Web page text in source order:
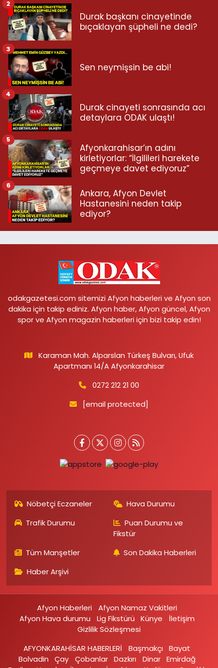
Durak başkanı cinayetinde
bıçaklayan şüpheli ne dedi?
2
Sen neymişsin be abi!
3
Durak cinayeti sonrasında acı
detaylara ODAK ulaştı!
4
Afyonkarahisar’ın adını
kirletiyorlar: “İlgilileri harekete
geçmeye davet ediyoruz”
5
Ankara, Afyon Devlet
Hastanesini neden takip
ediyor?
6
odakgazetesi.com sitemizi Afyon haberleri ve Afyon son
dakika için takip ediniz. Afyon haber, Afyon güncel, Afyon
spor ve Afyon magazin haberleri için bizi takip edin!
Karaman Mah. Alparslan Türkeş Bulvarı, Ufuk
Apartmanı 14/A Afyonkarahisar
0272 212 21 00
[email protected]
Nöbetçi Eczaneler
Hava Durumu
Trafik Durumu
Puan Durumu ve
Fikstür
Tüm Manşetler
Son Dakika Haberleri
Haber Arşivi
Afyon Haberleri
Afyon Namaz Vakitleri
Afyon Hava durumu
Lig Fikstürü Künye
İletişim
Gizlilik Sözleşmesi
AFYONKARAHİSAR HABERLERİ
Başmakçı
Bayat
Bolvadin
Çay Çobanlar Dazkırı Dinar Emirdağ‎